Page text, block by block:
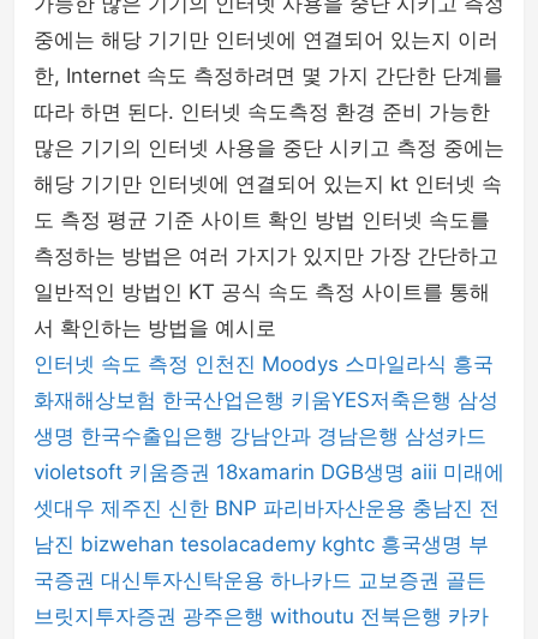
중에는 해당 기기만 인터넷에 연결되어 있는지 이러
한, Internet 속도 측정하려면 몇 가지 간단한 단계를
따라 하면 된다. 인터넷 속도측정 환경 준비 가능한
많은 기기의 인터넷 사용을 중단 시키고 측정 중에는
해당 기기만 인터넷에 연결되어 있는지 kt 인터넷 속
도 측정 평균 기준 사이트 확인 방법 인터넷 속도를
측정하는 방법은 여러 가지가 있지만 가장 간단하고
일반적인 방법인 KT 공식 속도 측정 사이트를 통해
서 확인하는 방법을 예시로
인터넷 속도 측정 인천진 Moodys 스마일라식 흥국
화재해상보험 한국산업은행 키움YES저축은행 삼성
생명 한국수출입은행 강남안과 경남은행 삼성카드
violetsoft 키움증권 18xamarin DGB생명 aiii 미래에
셋대우 제주진 신한 BNP 파리바자산운용 충남진 전
남진 bizwehan tesolacademy kghtc 흥국생명 부
국증권 대신투자신탁운용 하나카드 교보증권 골든
브릿지투자증권 광주은행 withoutu 전북은행 카카